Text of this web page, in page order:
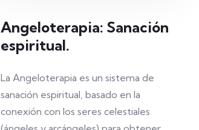
Angeloterapia: Sanación
espiritual.
La Angeloterapia es un sistema de
sanación espiritual, basado en la
conexión con los seres celestiales